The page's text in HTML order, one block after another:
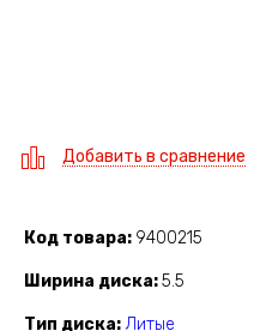
Добавить в сравнение
Код товара 9400215
Ширина диска 5.5
Тип диска Литые